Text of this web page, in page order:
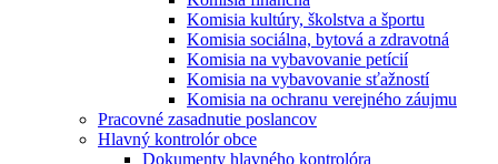
Komisia kultúry, školstva a športu
Komisia sociálna, bytová a zdravotná
Komisia na vybavovanie petícií
Komisia na vybavovanie sťažností
Komisia na ochranu verejného záujmu
Pracovné zasadnutie poslancov
Hlavný kontrolór obce
Dokumenty hlavného kontrolóra